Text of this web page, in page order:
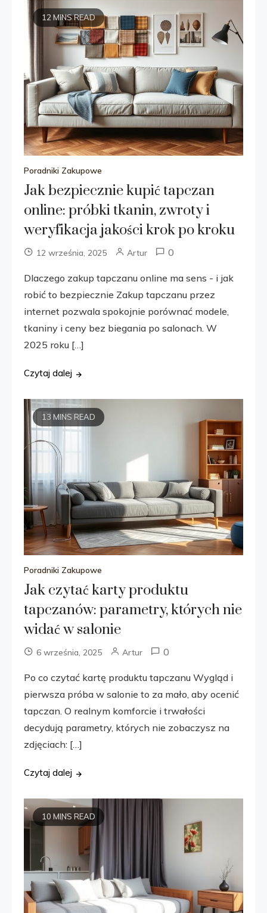
12 MINS READ
Poradniki Zakupowe
Jak bezpiecznie kupić tapczan
online: próbki tkanin, zwroty i
weryfikacja jakości krok po kroku
12 września, 2025 Artur 0
Dlaczego zakup tapczanu online ma sens - i jak
robić to bezpiecznie Zakup tapczanu przez
internet pozwala spokojnie porównać modele,
tkaniny i ceny bez biegania po salonach. W
2025 roku […]
Czytaj dalej
13 MINS READ
Poradniki Zakupowe
Jak czytać karty produktu
tapczanów: parametry, których nie
widać w salonie
6 września, 2025 Artur 0
Po co czytać kartę produktu tapczanu Wygląd i
pierwsza próba w salonie to za mało, aby ocenić
tapczan. O realnym komforcie i trwałości
decydują parametry, których nie zobaczysz na
zdjęciach: […]
Czytaj dalej
10 MINS READ